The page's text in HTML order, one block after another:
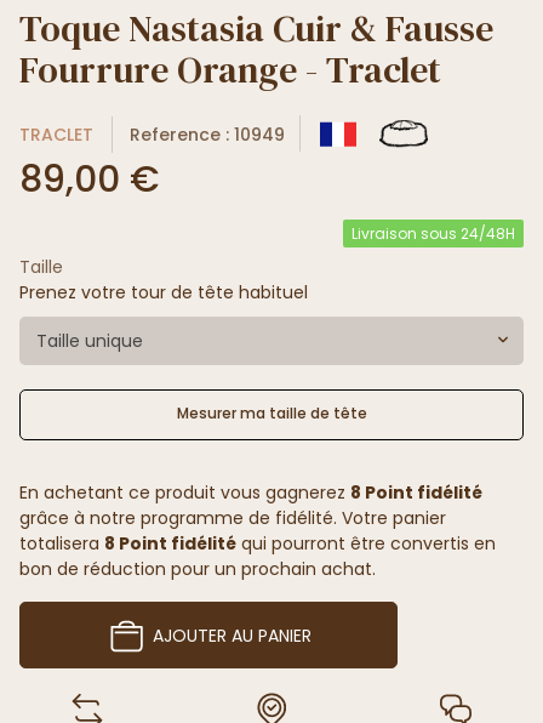
Toque Nastasia Cuir & Fausse
Fourrure Orange - Traclet
TRACLET Reference : 10949
89,00 €
Livraison sous 24/48H
Taille
Prenez votre tour de tête habituel
Taille unique
Mesurer ma taille de tête
En achetant ce produit vous gagnerez 8 Point fidélité
grâce à notre programme de fidélité. Votre panier
totalisera 8 Point fidélité qui pourront être convertis en
bon de réduction pour un prochain achat.
AJOUTER AU PANIER